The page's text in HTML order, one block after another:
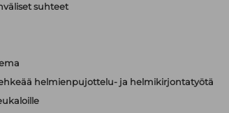
suhteet
helmienpujottelu- ja helmikirjontatyötä